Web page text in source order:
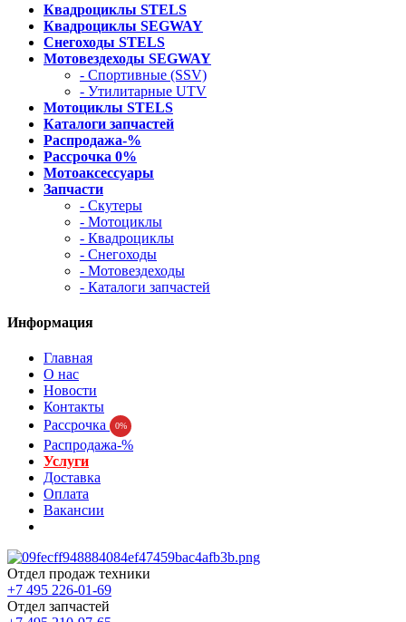
Квадроциклы STELS
Квадроциклы SEGWAY
Снегоходы STELS
Мотовездеходы SEGWAY
- Спортивные (SSV)
- Утилитарные UTV
Мотоциклы STELS
Каталоги запчастей
Распродажа-%
Рассрочка 0%
Мотоаксессуары
Запчасти
- Скутеры
- Мотоциклы
- Квадроциклы
- Снегоходы
- Мотовездеходы
- Каталоги запчастей
Информация
Главная
О нас
Новости
Контакты
Рассрочка
0%
Распродажа-%
Услуги
Доставка
Оплата
Вакансии
Отдел продаж техники
+7 495 226-01-69
Отдел запчастей